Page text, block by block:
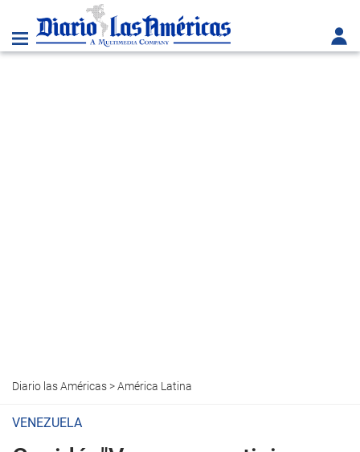
Diario las Américas>América Latina
VENEZUELA